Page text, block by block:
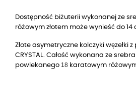
Dostępność biżuterii wykonanej ze
różowym złotem może wynieść do 14
Złote asymetryczne kolczyki węzełki z
CRYSTAL. Całość wykonana ze
powlekanego 18 karatowym